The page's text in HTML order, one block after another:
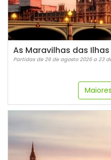
Partidas de 26 de agosto 2026 a 23